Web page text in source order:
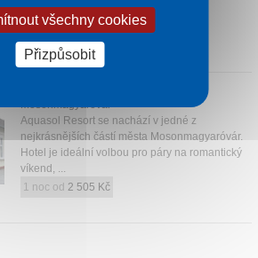
komplexu termálních-léčebných lázní.
1 noc od2 250 Kč
Mosonmagyaróvár
Aquasol Resort se nachází v jedné z
nejkrásnějších částí města Mosonmagyaróvár.
Hotel je ideální volbou pro páry na romantický
víkend, ...
1 noc od 2 505 Kč
všechny cookies
Přizpůsobit